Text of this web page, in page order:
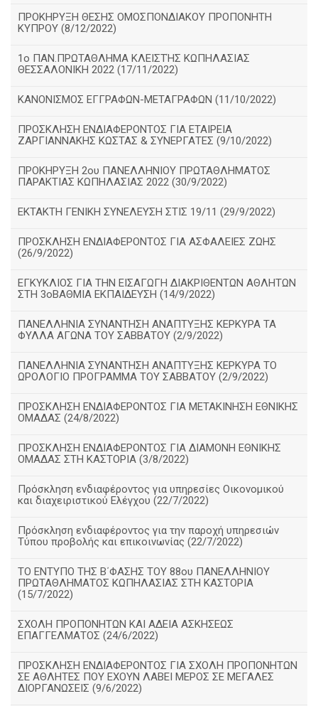
ΠΡΟΚΗΡΥΞΗ ΘΕΣΗΣ ΟΜΟΣΠΟΝΔΙΑΚΟΥ ΠΡΟΠΟΝΗΤΗ
ΚΥΠΡΟΥ (8/12/2022)
1ο ΠΑΝ.ΠΡΩΤΑΘΛΗΜΑ ΚΛΕΙΣΤΉΣ ΚΩΠΗΛΑΣΙΑΣ
ΘΕΣΣΑΛΟΝΙΚΗ 2022 (17/11/2022)
ΚΑΝΟΝΙΣΜΟΣ ΕΓΓΡΑΦΩΝ-ΜΕΤΑΓΡΑΦΩΝ (11/10/2022)
ΠΡΟΣΚΛΗΣΗ ΕΝΔΙΑΦΕΡΟΝΤΟΣ ΓΙΑ ΕΤΑΙΡΕΙΑ
ΖΑΡΓΙΑΝΝΑΚΗΣ ΚΩΣΤΑΣ & ΣΥΝΕΡΓΑΤΕΣ (9/10/2022)
ΠΡΟΚΗΡΥΞΗ 2ου ΠΑΝΕΛΛΗΝΙΟΥ ΠΡΩΤΑΘΛΗΜΑΤΟΣ
ΠΑΡΑΚΤΙΑΣ ΚΩΠΗΛΑΣΙΑΣ 2022 (30/9/2022)
ΕΚΤΑΚΤΗ ΓΕΝΙΚΗ ΣΥΝΕΛΕΥΣΗ ΣΤΙΣ 19/11 (29/9/2022)
ΠΡΟΣΚΛΗΣΗ ΕΝΔΙΑΦΕΡΟΝΤΟΣ ΓΙΑ ΑΣΦΑΛΕΙΕΣ ΖΩΗΣ
(26/9/2022)
ΕΓΚΥΚΛΙΟΣ ΓΙΑ ΤΗΝ ΕΙΣΑΓΩΓΗ ΔΙΑΚΡΙΘΕΝΤΩΝ ΑΘΛΗΤΩΝ
ΣΤΗ 3οΒΑΘΜΙΑ ΕΚΠΑΙΔΕΥΣΗ (14/9/2022)
ΠΑΝΕΛΛΗΝΙΑ ΣΥΝΑΝΤΗΣΗ ΑΝΑΠΤΥΞΗΣ ΚΕΡΚΥΡΑ ΤΑ
ΦΥΛΛΑ ΑΓΩΝΑ ΤΟΥ ΣΑΒΒΑΤΟΥ (2/9/2022)
ΠΑΝΕΛΛΗΝΙΑ ΣΥΝΑΝΤΗΣΗ ΑΝΑΠΤΥΞΗΣ ΚΕΡΚΥΡΑ ΤΟ
ΩΡΟΛΟΓΙΟ ΠΡΟΓΡΑΜΜΑ ΤΟΥ ΣΑΒΒΑΤΟΥ (2/9/2022)
ΠΡΟΣΚΛΗΣΗ ΕΝΔΙΑΦΕΡΟΝΤΟΣ ΓΙΑ ΜΕΤΑΚΙΝΗΣΗ ΕΘΝΙΚΗΣ
ΟΜΑΔΑΣ (24/8/2022)
ΠΡΟΣΚΛΗΣΗ ΕΝΔΙΑΦΕΡΟΝΤΟΣ ΓΙΑ ΔΙΑΜΟΝΗ ΕΘΝΙΚΗΣ
ΟΜΑΔΑΣ ΣΤΗ ΚΑΣΤΟΡΙΑ (3/8/2022)
Πρόσκληση ενδιαφέροντος για υπηρεσίες Οικονομικού
και διαχειριστικού Ελέγχου (22/7/2022)
Πρόσκληση ενδιαφέροντος για την παροχή υπηρεσιών
Τύπου προβολής και επικοινωνίας (22/7/2022)
ΤΟ ΕΝΤΥΠΟ ΤΗΣ Β΄ΦΑΣΗΣ ΤΟΥ 88ου ΠΑΝΕΛΛΗΝΙΟΥ
ΠΡΩΤΑΘΛΗΜΑΤΟΣ ΚΩΠΗΛΑΣΙΑΣ ΣΤΗ ΚΑΣΤΟΡΙΑ
(15/7/2022)
ΣΧΟΛΗ ΠΡΟΠΟΝΗΤΩΝ ΚΑΙ ΑΔΕΙΑ ΑΣΚΗΣΕΩΣ
ΕΠΑΓΓΕΛΜΑΤΟΣ (24/6/2022)
ΠΡΟΣΚΛΗΣΗ ΕΝΔΙΑΦΕΡΟΝΤΟΣ ΓΙΑ ΣΧΟΛΗ ΠΡΟΠΟΝΗΤΩΝ
ΣΕ ΑΘΛΗΤΕΣ ΠΟΥ ΕΧΟΥΝ ΛΑΒΕΙ ΜΕΡΟΣ ΣΕ ΜΕΓΑΛΕΣ
ΔΙΟΡΓΑΝΩΣΕΙΣ (9/6/2022)